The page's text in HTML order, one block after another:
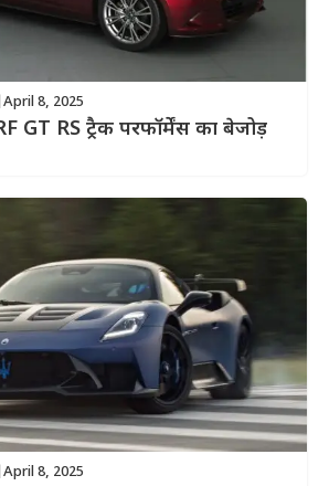
April 8, 2025
GT RS ट्रैक परफॉर्मेंस का बेजोड़
April 8, 2025